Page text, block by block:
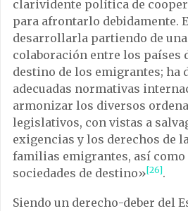
clarividente política de
para afrontarlo debidamente.
desarrollarla partiendo de
colaboración entre los países
destino de los emigrantes; ha
adecuadas normativas
armonizar los diversos
legislativos, con vistas a
exigencias y los derechos de
familias emigrantes, así como
sociedades de destino»[26].
Siendo un derecho-deber del